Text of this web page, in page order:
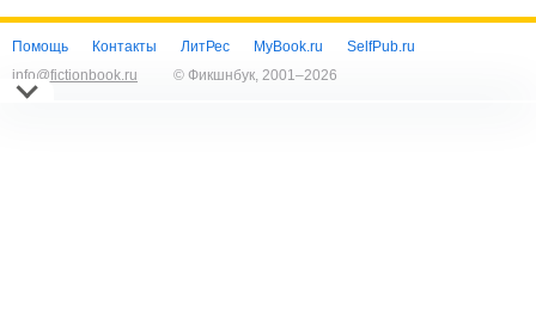
Помощь Контакты ЛитРес MyBook.ru
SelfPub.ru
info@fictionbook.ru
© Фикшнбук, 2001–2026